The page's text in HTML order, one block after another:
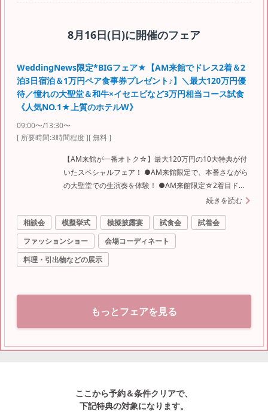
8月16日(日)に開催のフェア
WeddingNews限定*BIGフェア★【AM来館でドレス2着＆2
泊3日宿泊＆1万円ペア食事券プレゼント♪】＼最大120万円優
待／憧れの大聖堂＆和牛×イセエビなど3万円相当コース試食
《人気NO.1★上質のホテルW》
09:00〜/13:30〜
[ 所要時間:3時間程度][ 無料 ]
【AM来館が一番オトク☆】最大120万円の10大特典が付
いたスペシャルフェア！ ●AM来館限定で、本番さながら
の大聖堂での生演奏を体験！ ●AM来館限定☆2着目ドレ
ス10万→15万円OFF！！！ ●ご来館の皆様に1万円相当の
会場を全て見学OK！ ●シェフ特製！豪華試食も大好
評！！！ ●社会の状況に応じ日程変更が、なんと前日ま
で無料でＯＫ◎ ●6か月以内のご結婚式は直前オトクプラ
ンあり！
続きを読む
相談会 模擬挙式 模擬披露宴 試食会
試着会
ファッションショー
会場コーディネート
料理・引出物などの展示
もっとフェアを見る
ここから予約＆条件クリアで、
下記特典の対象になります。